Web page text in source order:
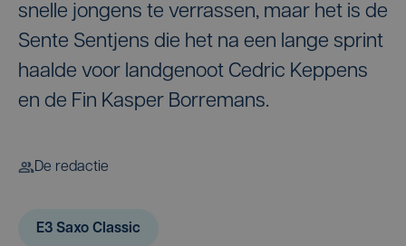
snelle jongens te verrassen, maar het is de
Sente Sentjens die het na een lange sprint
haalde voor landgenoot Cedric Keppens
en de Fin Kasper Borremans.
De redactie
E3 Saxo Classic